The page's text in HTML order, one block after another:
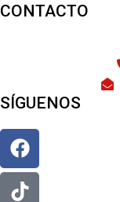
CONTACTO
SÍGUENOS